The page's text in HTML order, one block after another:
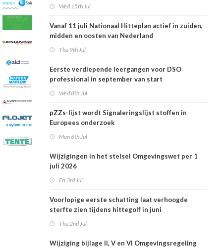
Wed 15th Jul
Vanaf 11 juli Nationaal Hitteplan actief in zuiden,
midden en oosten van Nederland
Thu 9th Jul
Eerste verdiepende leergangen voor DSO
professional in september van start
Wed 8th Jul
pZZs-lijst wordt Signaleringslijst stoffen in
Europees onderzoek
Mon 6th Jul
Wijzigingen in het stelsel Omgevingswet per 1
juli 2026
Fri 3rd Jul
Voorlopige eerste schatting laat verhoogde
sterfte zien tijdens hittegolf in juni
Thu 2nd Jul
Wijziging bijlage II, V en VI Omgevingsregeling